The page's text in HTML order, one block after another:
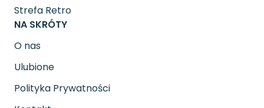
Strefa Retro
NA SKRÓTY
O nas
Ulubione
Polityka Prywatności